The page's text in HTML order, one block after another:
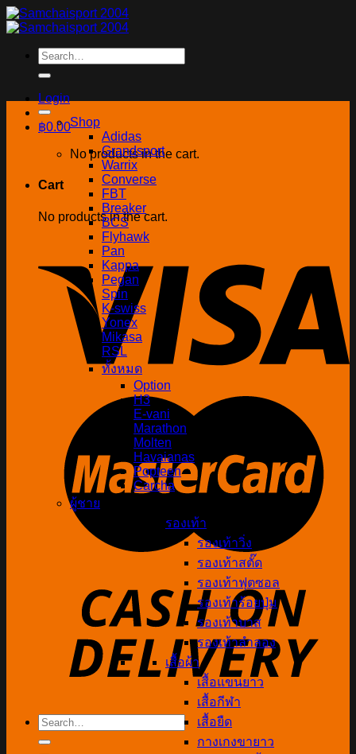
Skip
to
Search
for:
Login
฿0.00
No products in the cart.
Cart
No products in the cart.
Search
for:
Shop
Adidas
Grandsport
Warrix
Converse
FBT
Breaker
BCS
Flyhawk
Pan
Kappa
Pegan
Spin
K-swiss
Yonex
Mikasa
RSL
ทั้งหมด
Option
H3
E-vani
Marathon
Molten
Havaianas
Popteen
Carcha
ผู้ชาย
รองเท้า
รองเท้าวิ่ง
รองเท้าสตั๊ด
รองเท้าฟุตซอล
รองเท้าร้อยปุ่ม
รองเท้าบาส
รองเท้าลำลอง
เสื้อผ้า
เสื้อแขนยาว
เสื้อกีฬา
เสื้อยืด
กางเกงขายาว